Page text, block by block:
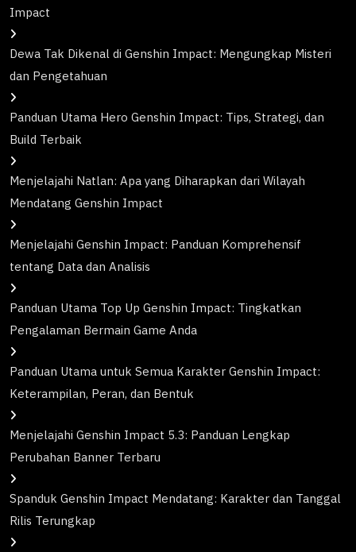
Impact
Dewa Tak Dikenal di Genshin Impact: Mengungkap Misteri
dan Pengetahuan
Panduan Utama Hero Genshin Impact: Tips, Strategi, dan
Build Terbaik
Menjelajahi Natlan: Apa yang Diharapkan dari Wilayah
Mendatang Genshin Impact
Menjelajahi Genshin Impact: Panduan Komprehensif
tentang Data dan Analisis
Panduan Utama Top Up Genshin Impact: Tingkatkan
Pengalaman Bermain Game Anda
Panduan Utama untuk Semua Karakter Genshin Impact:
Keterampilan, Peran, dan Bentuk
Menjelajahi Genshin Impact 5.3: Panduan Lengkap
Perubahan Banner Terbaru
Spanduk Genshin Impact Mendatang: Karakter dan Tanggal
Rilis Terungkap